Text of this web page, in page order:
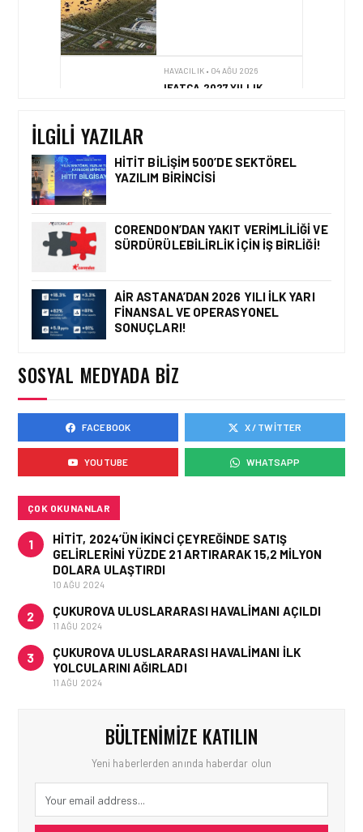
HAVACILIK • 04 AĞU 2026
IFATCA 2027 YILLIK
BIRINCISI
HAVACILIK • 05 AĞU 2026
YAKIT MALIYETLERINDEKI
ALINIYOR?
HAVACILIK • 05 AĞU 2026
ÇELEBI HAVACILIK
MACARISTAN’DAN
BUDAPEŞTE GÖNÜLLÜ
İLGILI YAZILAR
HITIT BILIŞIM 500’DE SEKTÖREL
YAZILIM BIRINCISI
CORENDON’DAN YAKIT VERIMLILIĞI VE
SÜRDÜRÜLEBILIRLIK IÇIN İŞ BIRLIĞI!
AIR ASTANA’DAN 2026 YILI İLK YARI
FINANSAL VE OPERASYONEL
SONUÇLARI!
SOSYAL MEDYADA BIZ
FACEBOOK X / TWITTER
YOUTUBE WHATSAPP
ÇOK OKUNANLAR
1
HITIT, 2024’ÜN IKINCI ÇEYREĞINDE SATIŞ
GELIRLERINI YÜZDE 21 ARTIRARAK 15,2 MILYON
DOLARA ULAŞTIRDI
10 AĞU 2024
2 ÇUKUROVA ULUSLARARASI HAVALIMANI AÇILDI
11 AĞU 2024
3
ÇUKUROVA ULUSLARARASI HAVALIMANI İLK
YOLCULARINI AĞIRLADI
11 AĞU 2024
BÜLTENIMIZE KATILIN
Yeni haberlerden anında haberdar olun